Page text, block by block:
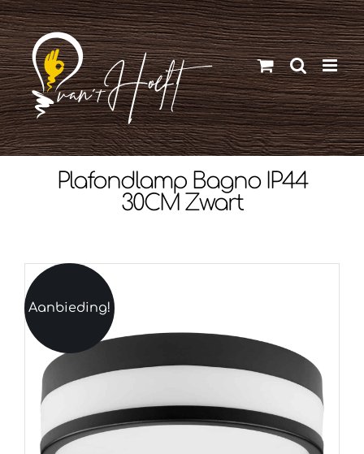
Ga
naar
inhoud
Plafondlamp Bagno IP44
30CM Zwart
Aanbieding!